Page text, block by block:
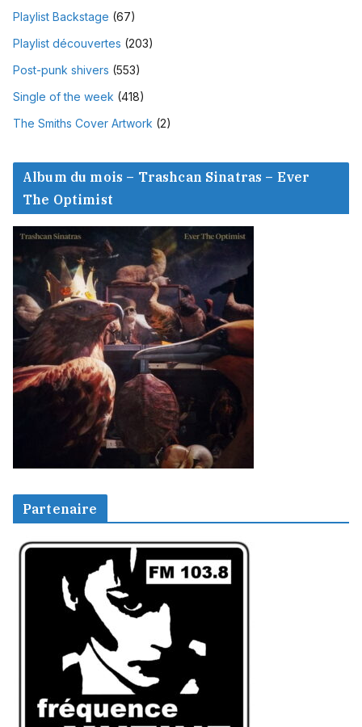
Playlist Backstage (67)
Playlist découvertes (203)
Post-punk shivers (553)
Single of the week (418)
The Smiths Cover Artwork (2)
Album du mois – Trashcan Sinatras – Ever
The Optimist
Partenaire